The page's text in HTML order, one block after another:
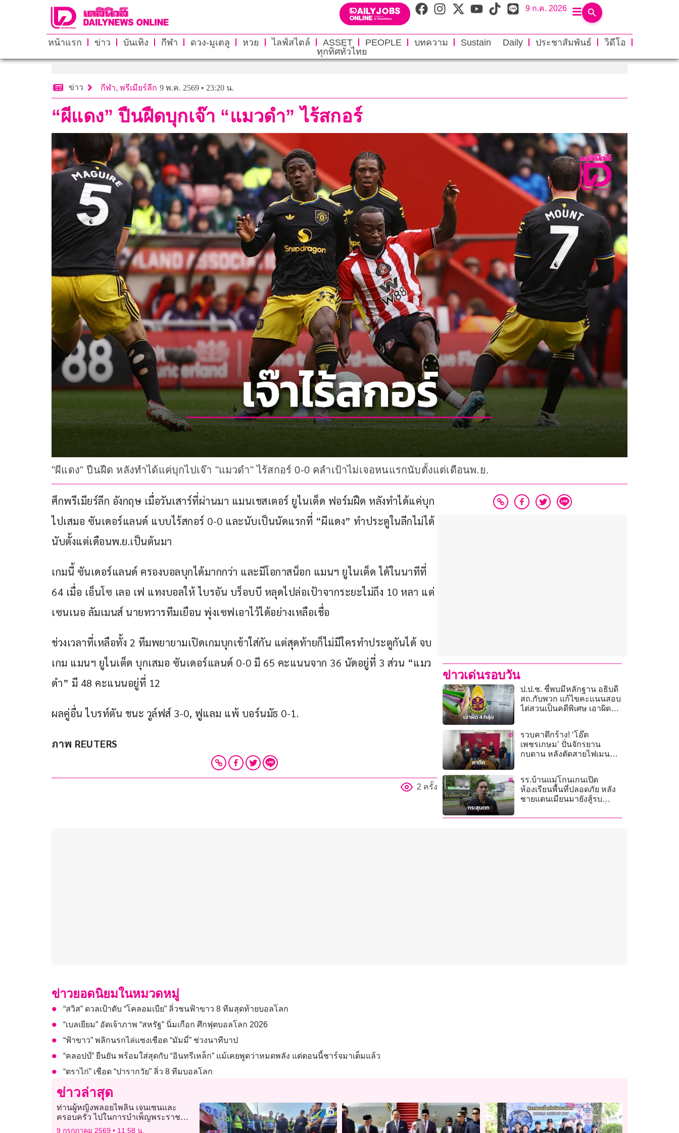
9 ก.ค. 2026
หน้าแรก ข่าว บันเทิง กีฬา ดวง-มูเตลู หวย ไลฟ์สไตล์ ASSET PEOPLE บทความ Sustain Daily ประชาสัมพันธ์
วิดีโอ
ทุกทิศทั่วไทย
ข่าว กีฬา, พรีเมียร์ลีก 9 พ.ค. 2569 • 23:20 น.
“ผีแดง” ปืนฝืดบุกเจ๊า “แมวดำ” ไร้สกอร์
"ผีแดง" ปืนฝืด หลังทำได้แค่บุกไปเจ๊า "แมวดำ" ไร้สกอร์ 0-0 คลำเป้าไม่เจอหนแรกนับตั้งแต่เดือนพ.ย.
ศึกพรีเมียร์ลีก อังกฤษ เมื่อวันเสาร์ที่ผ่านมา แมนเชสเตอร์ ยูไนเต็ด ฟอร์มฝืด หลังทำได้แค่บุก
ไปเสมอ ซันเดอร์แลนด์ แบบไร้สกอร์ 0-0 และนับเป็นนัดแรกที่ “ผีแดง” ทำประตูในลีกไม่ได้
นับตั้งแต่เดือนพ.ย.เป็นต้นมา
เกมนี้ ซันเดอร์แลนด์ ครองบอลบุกได้มากกว่า และมีโอกาสน็อก แมนฯ ยูไนเต็ด ได้ในนาทีที่
64 เมื่อ เอ็นโซ เลอ เฟ แทงบอลให้ ไบรอัน บร็อบบี หลุดไปล่อเป้าจากระยะไม่ถึง 10 หลา แต่
เซนเนอ ลัมเมนส์ นายทวารทีมเยือน พุ่งเซฟเอาไว้ได้อย่างเหลือเชื่อ
ช่วงเวลาที่เหลือทั้ง 2 ทีมพยายามเปิดเกมบุกเข้าใส่กัน แต่สุดท้ายก็ไม่มีใครทำประตูกันได้ จบ
เกม แมนฯ ยูไนเต็ด บุกเสมอ ซันเดอร์แลนด์ 0-0 มี 65 คะแนนจาก 36 นัดอยู่ที่ 3 ส่วน “แมว
ดำ” มี 48 คะแนนอยู่ที่ 12
ผลคู่อื่น ไบรท์ตัน ชนะ วูล์ฟส์ 3-0, ฟูแลม แพ้ บอร์นมัธ 0-1.
ภาพ REUTERS
2 ครั้ง
ข่าวเด่นรอบวัน
ป.ป.ช. ชี้พบมีหลักฐาน อธิบดี
สถ.กับพวก แก้ไขคะแนนสอบ
ไต่สวนเป็นคดีพิเศษ เอาผิด
รวบคาตึกร้าง! ‘โอ๊ต
เพชรเกษม’ ปั่นจักรยาน
กบดาน หลังตัดสายไฟเมน
รร.บ้านแม่โกนเกนเปิด
ห้องเรียนพื้นที่ปลอดภัย หลัง
ชายแดนเมียนมายังสู้รบ
ไทย
ข่าวยอดนิยมในหมวดหมู่
“สวิส” ดวลเป้าดับ “โคลอมเบีย” ลิ่วชนฟ้าขาว 8 ทีมสุดท้ายบอลโลก
“เบลเยียม” อัดเจ้าภาพ “สหรัฐ” นิ่มเกือก ศึกฟุตบอลโลก 2026
“ฟ้าขาว” พลิกนรกไล่แซงเชือด “มัมมี่” ช่วงนาทีบาป
“คลอปป์” ยืนยัน พร้อมใส่สุดกับ “อินทรีเหล็ก” แม้เคยพูดว่าหมดพลัง แต่ตอนนี้ชาร์จมาเต็มแล้ว
“ตราไก่” เชือด “ปารากวัย” ลิ่ว 8 ทีมบอลโลก
ข่าวล่าสุด
ท่านผู้หญิงพลอยไพลิน เจนเซนและ
ครอบครัว ไปในการบำเพ็ญพระราช
กุศลพระราชทานพระศพ เจ้าฟ้าพัชรกิติ
9 กรกฎาคม 2569 11:58 น.